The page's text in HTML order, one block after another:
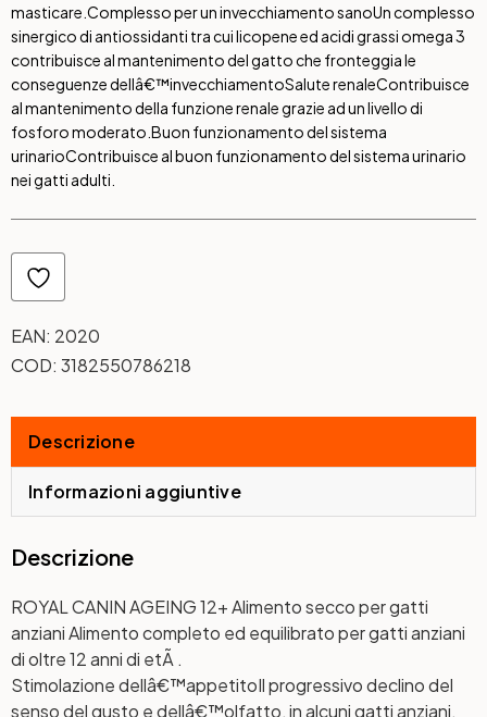
masticare. Complesso per un invecchiamento sanoUn complesso
sinergico di antiossidanti tra cui licopene ed acidi grassi omega 3
contribuisce al mantenimento del gatto che fronteggia le
conseguenze dellâ€™invecchiamentoSalute renaleContribuisce
al mantenimento della funzione renale grazie ad un livello di
fosforo moderato. Buon funzionamento del sistema
urinarioContribuisce al buon funzionamento del sistema urinario
nei gatti adulti.
EAN: 2020
COD: 3182550786218
Descrizione
Informazioni aggiuntive
Descrizione
ROYAL CANIN AGEING 12+ Alimento secco per gatti
anziani Alimento completo ed equilibrato per gatti anziani
di oltre 12 anni di etÃ .
Stimolazione dellâ€™appetitoIl progressivo declino del
senso del gusto e dellâ€™olfatto, in alcuni gatti anziani,